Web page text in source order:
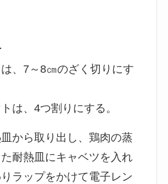
は、7～8㎝のざく切りにす
は、4つ割りにする。
から取り出し、鶏肉の蒸
耐熱皿にキャベツを入れ
ラップをかけて電子レン